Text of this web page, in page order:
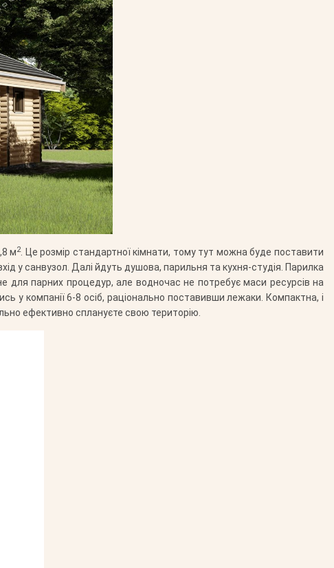
м2. Це розмір стандартної кімнати, тому тут можна буде поставити
у санвузол. Далі йдуть душова, парильня та кухня-студія. Парилка
для парних процедур, але водночас не потребує маси ресурсів на
компанії 6-8 осіб, раціонально поставивши лежаки. Компактна, і
ефективно сплануєте свою територію.